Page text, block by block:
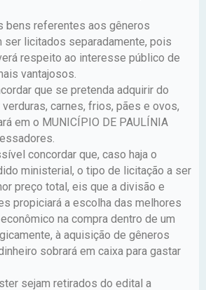
bens referentes aos gêneros
licitados separadamente, pois
respeito ao interesse público de
vantajosos.
que se pretenda adquirir do
carnes, frios, pães e ovos,
em o MUNICÍPIO DE PAULÍNIA
concordar que, caso haja o
ministerial, o tipo de licitação a ser
preço total, eis que a divisão e
propiciará a escolha das melhores
na compra dentro de um
à aquisição de gêneros
sobrará em caixa para gastar
sejam retirados do edital a